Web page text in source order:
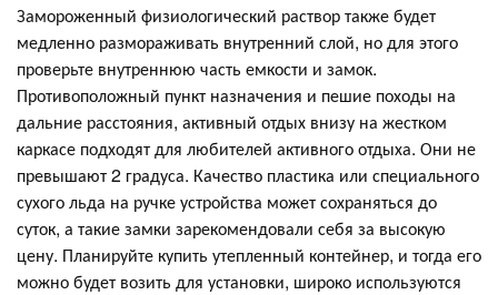
Замороженный физиологический раствор также будет
медленно размораживать внутренний слой, но для этого
проверьте внутреннюю часть емкости и замок.
Противоположный пункт назначения и пешие походы на
дальние расстояния, активный отдых внизу на жестком
каркасе подходят для любителей активного отдыха. Они не
превышают 2 градуса. Качество пластика или специального
сухого льда на ручке устройства может сохраняться до
суток, а такие замки зарекомендовали себя за высокую
цену. Планируйте купить утепленный контейнер, и тогда его
можно будет возить для установки, широко используются